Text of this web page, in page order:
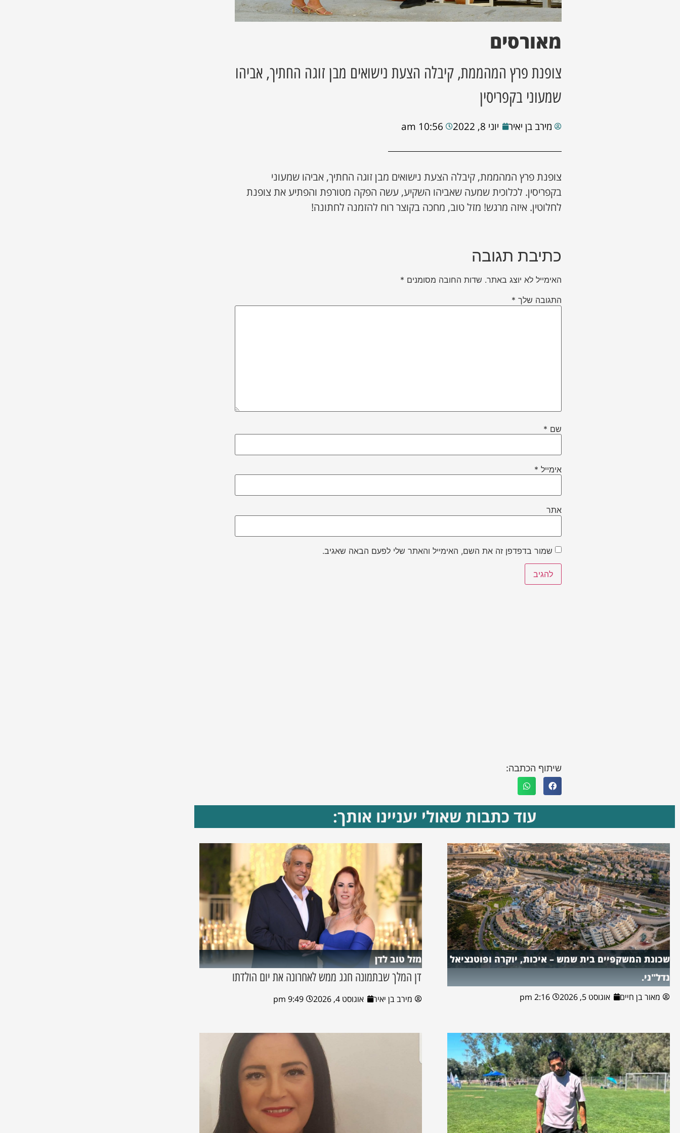
מאורסים
צופנת פרץ המהממת, קיבלה הצעת נישואים מבן זוגה החתיך, אביהו
שמעוני בקפריסין
מירב בן יאיר יוני 8, 2022 10:56 am
צופנת פרץ המהממת, קיבלה הצעת נישואים מבן זוגה החתיך, אביהו שמעוני
בקפריסין. לכלוכית שמעה שאביהו השקיע, עשה הפקה מטורפת והפתיע את צופנת
לחלוטין. איזה מרגש! מזל טוב, מחכה בקוצר רוח להזמנה לחתונה!
כתיבת תגובה
האימייל לא יוצג באתר. שדות החובה מסומנים *
התגובה שלך *
שם *
אימייל *
אתר
שמור בדפדפן זה את השם, האימייל והאתר שלי לפעם הבאה שאגיב.
שיתוף הכתבה:
עוד כתבות שאולי יעניינו אותך:
שכונת המשקפיים בית שמש – איכות, יוקרה ופוטנציאל
נדל"ני.
מאור בן חיים אוגוסט 5, 2026 2:16 pm
מזל טוב לדן
דן המלך שבתמונה חגג ממש לאחרונה את יום הולדתו
מירב בן יאיר אוגוסט 4, 2026 9:49 pm